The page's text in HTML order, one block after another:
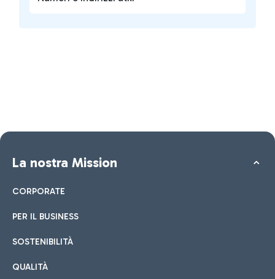
La nostra Mission
CORPORATE
PER IL BUSINESS
SOSTENIBILITÀ
QUALITÀ